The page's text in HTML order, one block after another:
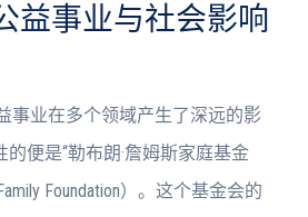
益事业与社会影响
事业在多个领域产生了深远的影
便是“勒布朗·詹姆斯家庭基金
Foundation）。这个基金会的